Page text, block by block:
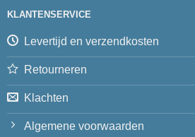
KLANTENSERVICE
Levertijd en verzendkosten
Retourneren
Klachten
Algemene voorwaarden